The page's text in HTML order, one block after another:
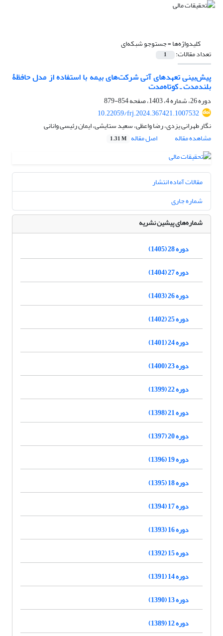
کلیدواژه‌ها =جست‎وجو شبکه‌ای
تعداد مقالات: 1
پیش‌بینی تعهدهای آتی شرکت‌های بیمه با استفاده از مدل حافظۀ
بلندمدت ـ کوتاه‌مدت
دوره 26، شماره 4، 1403، صفحه
854-879
10.22059/frj.2024.367421.1007532
نگار طهرانی یزدی، رضا واعظی، سعید ستایشی، ایمان رئیسی وانانی
مشاهده مقاله
اصل مقاله 1.31 M
مقالات آماده انتشار
شماره جاری
شماره‌های پیشین نشریه
دوره 28 (1405)
دوره 27 (1404)
دوره 26 (1403)
دوره 25 (1402)
دوره 24 (1401)
دوره 23 (1400)
دوره 22 (1399)
دوره 21 (1398)
دوره 20 (1397)
دوره 19 (1396)
دوره 18 (1395)
دوره 17 (1394)
دوره 16 (1393)
دوره 15 (1392)
دوره 14 (1391)
دوره 13 (1390)
دوره 12 (1389)